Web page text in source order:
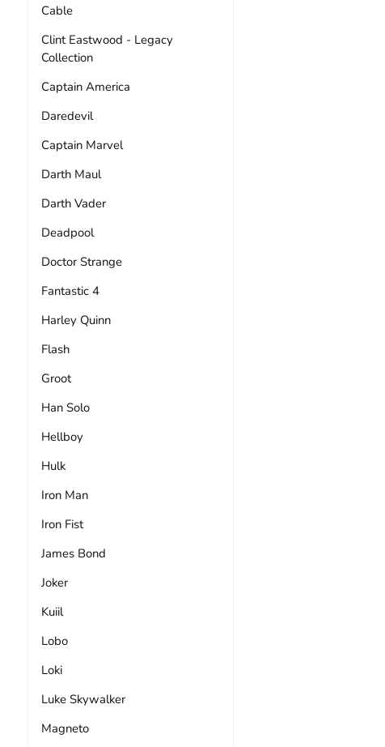
Cable
Clint Eastwood - Legacy
Collection
Captain America
Daredevil
Captain Marvel
Darth Maul
Darth Vader
Deadpool
Doctor Strange
Fantastic 4
Harley Quinn
Flash
Groot
Han Solo
Hellboy
Hulk
Iron Man
Iron Fist
James Bond
Joker
Kuiil
Lobo
Loki
Luke Skywalker
Magneto